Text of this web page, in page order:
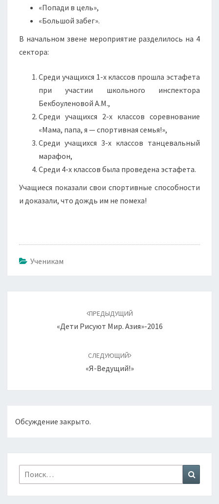
«Попади в цель»,
«Большой забег».
В начальном звене мероприятие разделилось на 4
сектора:
Среди учащихся 1-х классов прошла эстафета
при участии школьного инспектора
Бекбоуленовой А.М.,
Среди учащихся 2-х классов соревнование
«Мама, папа, я — спортивная семья!»,
Среди учащихся 3-х классов танцевальный
марафон,
Среди 4-х классов была проведена эстафета.
Учащиеся показали свои спортивные способности
и доказали, что дождь им не помеха!
Ученикам
ПРЕДЫДУЩИЙ
«Дети Рисуют Мир. Азия»-2016
СЛЕДУЮЩИЙ
«Я-Ведущий!»
Обсуждение закрыто.
Найти: